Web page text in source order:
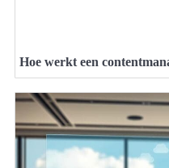
Hoe werkt een